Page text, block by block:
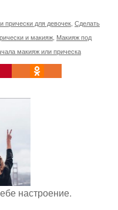
прически для девочек Сделать
и макияж Макияж под
макияж или прическа
настроение.